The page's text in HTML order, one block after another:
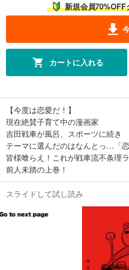
新規会員70%OFF
カートに入れる
【今度は恋愛だ！】
現在絶賛子育て中の漫画家
吉田戦車が風呂、スポーツに続き
テーマに選んだのはなんとっ…「
皆様喰らえ！これが戦車流不条理
前人未踏の上巻！
スライドして試し読み